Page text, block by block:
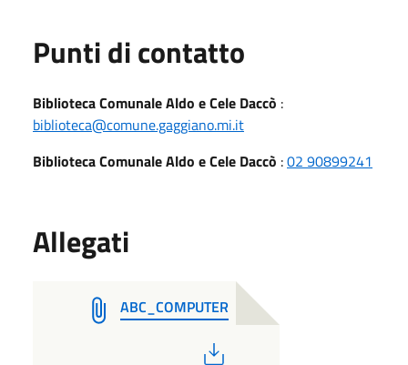
Punti di contatto
Biblioteca Comunale Aldo e Cele Daccò :
biblioteca@comune.gaggiano.mi.it
Biblioteca Comunale Aldo e Cele Daccò :02 90899241
Allegati
ABC_COMPUTER